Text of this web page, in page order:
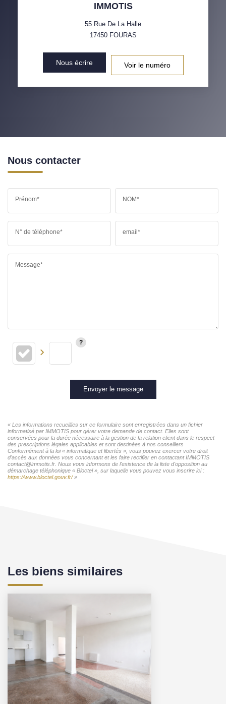
IMMOTIS
55 Rue De La Halle
17450 FOURAS
Nous écrire Voir le numéro
Nous contacter
Prénom* NOM*
N° de téléphone* email*
Message*
Envoyer le message
« Les informations recueillies sur ce formulaire sont enregistrées dans un fichier
informatisé par IMMOTIS pour gérer votre demande de contact. Elles sont
conservées pour la durée nécessaire à la gestion de la relation client dans le respect
des prescriptions légales applicables et sont destinées à nos conseillers
Conformément à la loi « informatique et libertés », vous pouvez exercer votre droit
d'accès aux données vous concernant et les faire rectifier en contactant IMMOTIS
contact@immotis.fr. Nous vous informons de l'existence de la liste d'opposition au
démarchage téléphonique « Bloctel », sur laquelle vous pouvez vous inscrire ici :
https://www.bloctel.gouv.fr/»
Les biens similaires